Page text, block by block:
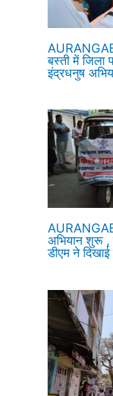
बस्ती में जिला
इंद्रधनुष
अभियान शुरू ,
डीएम ने दिखाई